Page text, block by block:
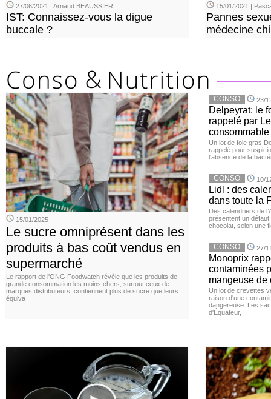
27/06/2021 | Arnaud BEAUSSIER
IST: Connaissez-vous la digue
buccale ?
15/01/2021 |
Pannes
médecine
15/01/2025
Le sucre omniprésent dans les
produits à bas coût vendus en
supermarché
Le rapport de l'ONG Foodwatch révèle que les produits de
grande consommation les moins chers, surtout ceux de
marques distributeurs, contiennent plus de sucre que leurs
équiva
CONSO 23/
Delpeyrat: le
rappelé par
consommable
Un lot de foie gras
rappelé pour
l'absence de la
CONSO 10/
Lidl : des
dans toute la
Des calendriers de
présentent un défaut
chocolat, selon une
CONSO 27/
Monoprix
contaminées
mangeuse de
Un lot de crevettes
raison d'une
dangereuse. Les
d'Équateur,